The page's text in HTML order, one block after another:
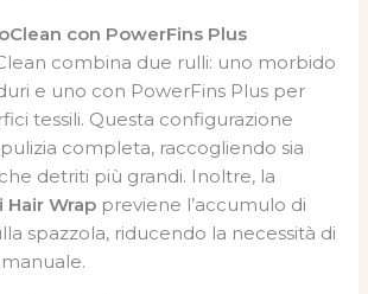
con PowerFins Plus
combina due rulli: uno morbido
e uno con PowerFins Plus per
tessili. Questa configurazione
completa, raccogliendo sia
detriti più grandi. Inoltre, la
Wrap previene l’accumulo di
spazzola, riducendo la necessità di